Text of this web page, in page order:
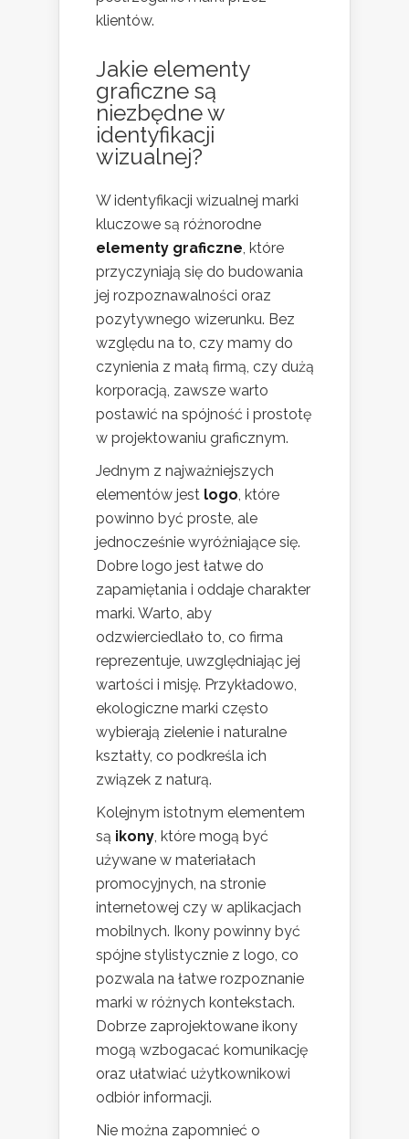
klientów.
Jakie elementy
graficzne są
niezbędne w
identyfikacji
wizualnej?
W identyfikacji wizualnej marki
kluczowe są różnorodne
elementy graficzne , które
przyczyniają się do budowania
jej rozpoznawalności oraz
pozytywnego wizerunku. Bez
względu na to, czy mamy do
czynienia z małą firmą, czy dużą
korporacją, zawsze warto
postawić na spójność i prostotę
w projektowaniu graficznym.
Jednym z najważniejszych
elementów jest logo , które
powinno być proste, ale
jednocześnie wyróżniające się.
Dobre logo jest łatwe do
zapamiętania i oddaje charakter
marki. Warto, aby
odzwierciedlało to, co firma
reprezentuje, uwzględniając jej
wartości i misję. Przykładowo,
ekologiczne marki często
wybierają zielenie i naturalne
kształty, co podkreśla ich
związek z naturą.
Kolejnym istotnym elementem
są ikony , które mogą być
używane w materiałach
promocyjnych, na stronie
internetowej czy w aplikacjach
mobilnych. Ikony powinny być
spójne stylistycznie z logo, co
pozwala na łatwe rozpoznanie
marki w różnych kontekstach.
Dobrze zaprojektowane ikony
mogą wzbogacać komunikację
oraz ułatwiać użytkownikowi
odbiór informacji.
Nie można zapomnieć o